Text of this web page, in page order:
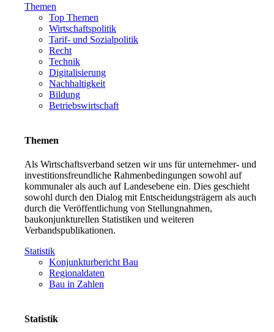
Themen
Top Themen
Wirtschaftspolitik
Tarif- und Sozialpolitik
Recht
Technik
Digitalisierung
Nachhaltigkeit
Bildung
Betriebswirtschaft
Themen
Als Wirtschaftsverband setzen wir uns für unternehmer- und
investitionsfreundliche Rahmenbedingungen sowohl auf
kommunaler als auch auf Landesebene ein. Dies geschieht
sowohl durch den Dialog mit Entscheidungsträgern als auch
durch die Veröffentlichung von Stellungnahmen,
baukonjunkturellen Statistiken und weiteren
Verbandspublikationen.
Statistik
Konjunkturbericht Bau
Regionaldaten
Bau in Zahlen
Statistik